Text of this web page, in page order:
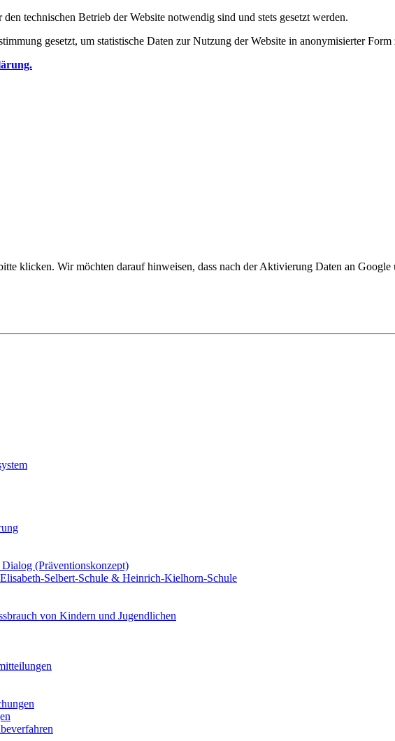
technischen Betrieb der Website notwendig sind und stets gesetzt werden.
gesetzt, um statistische Daten zur Nutzung der Website in anonymisierter Form
klicken. Wir möchten darauf hinweisen, dass nach der Aktivierung Daten an Google
(Präventionskonzept)
Selbert-Schule & Heinrich-Kielhorn-Schule
von Kindern und Jugendlichen